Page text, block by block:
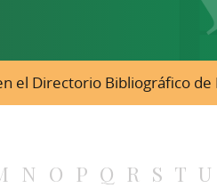
el Directorio Bibliográfico de
N O P Q R S T U